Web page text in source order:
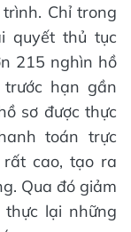
Chỉ trong
quyết thủ tục
215 nghìn hồ
hạn gần
sơ được thực
toán trực
cao, tạo ra
Qua đó giảm
lại những